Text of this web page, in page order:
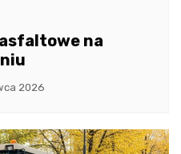
na
2026